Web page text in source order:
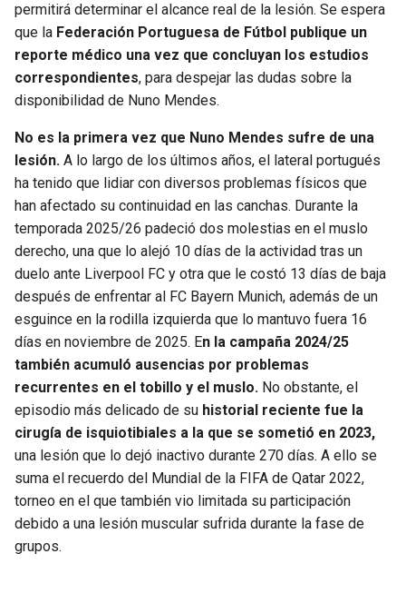
permitirá determinar el alcance real de la lesión. Se espera
que la Federación Portuguesa de Fútbol publique un
reporte médico una vez que concluyan los estudios
correspondientes, para despejar las dudas sobre la
disponibilidad de Nuno Mendes.
No es la primera vez que Nuno Mendes sufre de una
lesión. A lo largo de los últimos años, el lateral portugués
ha tenido que lidiar con diversos problemas físicos que
han afectado su continuidad en las canchas. Durante la
temporada 2025/26 padeció dos molestias en el muslo
derecho, una que lo alejó 10 días de la actividad tras un
duelo ante Liverpool FC y otra que le costó 13 días de baja
después de enfrentar al FC Bayern Munich, además de un
esguince en la rodilla izquierda que lo mantuvo fuera 16
días en noviembre de 2025. En la campaña 2024/25
también acumuló ausencias por problemas
recurrentes en el tobillo y el muslo. No obstante, el
episodio más delicado de su historial reciente fue la
cirugía de isquiotibiales a la que se sometió en 2023,
una lesión que lo dejó inactivo durante 270 días. A ello se
suma el recuerdo del Mundial de la FIFA de Qatar 2022,
torneo en el que también vio limitada su participación
debido a una lesión muscular sufrida durante la fase de
grupos.